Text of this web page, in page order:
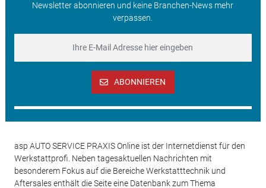
Newsletter abonnieren und keine Branchen-News mehr
verpassen.
ABONNIEREN
asp AUTO SERVICE PRAXIS Online ist der Internetdienst für den
Werkstattprofi. Neben tagesaktuellen Nachrichten mit
besonderem Fokus auf die Bereiche Werkstatttechnik und
Aftersales enthält die Seite eine Datenbank zum Thema